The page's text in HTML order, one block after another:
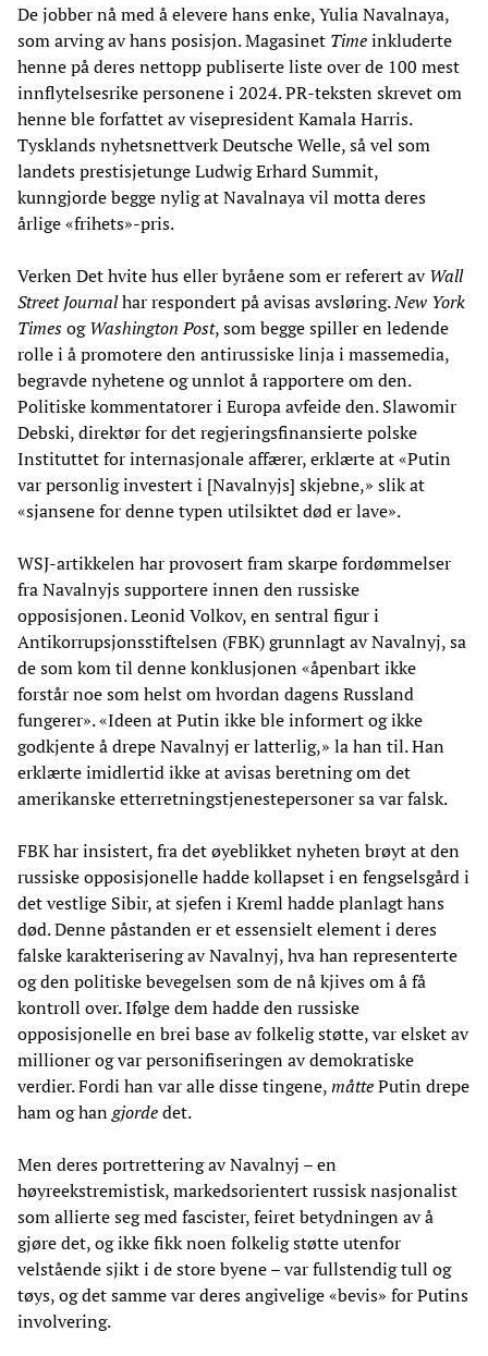
De jobber nå med å elevere hans enke, Yulia Navalnaya,
som arving av hans posisjon. Magasinet Timeinkluderte
henne på deres nettopp publiserte liste over de 100 mest
innflytelsesrike personene i 2024. PR-teksten skrevet om
henne ble forfattet av visepresident Kamala Harris.
Tysklands nyhetsnettverk Deutsche Welle, så vel som
landets prestisjetunge Ludwig Erhard Summit,
kunngjorde begge nylig at Navalnaya vil motta deres
årlige «frihets»-pris.
Verken Det hvite hus eller byråene som er referert avWall
Street Journalhar respondert på avisas avsløring.New York
TimesogWashington Post, som begge spiller en ledende
rolle i å promotere den antirussiske linja i massemedia,
begravde nyhetene og unnlot å rapportere om den.
Politiske kommentatorer i Europa avfeide den. Slawomir
Debski, direktør for det regjeringsfinansierte polske
Instituttet for internasjonale affærer, erklærte at «Putin
var personlig investert i [Navalnyjs] skjebne,» slik at
«sjansene for denne typen utilsiktet død er lave».
WSJ-artikkelen har provosert fram skarpe fordømmelser
fra Navalnyjs supportere innen den russiske
opposisjonen. Leonid Volkov, en sentral figur i
Antikorrupsjonsstiftelsen (FBK) grunnlagt av Navalnyj, sa
de som kom til denne konklusjonen «åpenbart ikke
forstår noe som helst om hvordan dagens Russland
fungerer». «Ideen at Putin ikke ble informert og ikke
godkjente å drepe Navalnyj er latterlig,» la han til. Han
erklærte imidlertid ikke at avisas beretning om det
amerikanske etterretningstjenestepersoner sa var falsk.
FBK har insistert, fra det øyeblikket nyheten brøyt at den
russiske opposisjonelle hadde kollapset i en fengselsgård i
det vestlige Sibir, at sjefen i Kreml hadde planlagt hans
død. Denne påstanden er et essensielt element i deres
falske karakterisering av Navalnyj, hva han representerte
og den politiske bevegelsen som de nå kjives om å få
kontroll over. Ifølge dem hadde den russiske
opposisjonelle en brei base av folkelig støtte, var elsket av
millioner og var personifiseringen av demokratiske
verdier. Fordi han var alle disse tingene,måttePutin drepe
ham og hangjordedet.
Men deres portrettering av Navalnyj – en
høyreekstremistisk, markedsorientert russisk nasjonalist
som allierte seg med fascister, feiret betydningen av å
gjøre det, og ikke fikk noen folkelig støtte utenfor
velstående sjikt i de store byene – var fullstendig tull og
tøys, og det samme var deres angivelige «bevis» for Putins
involvering.